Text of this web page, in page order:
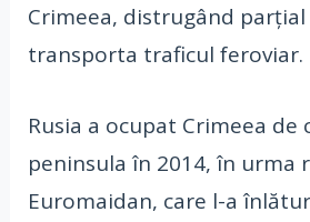
Crimeea, distrugând
transporta traficul feroviar.
Rusia a ocupat Crimeea de
peninsula în 2014, în urma
Euromaidan, care l-a